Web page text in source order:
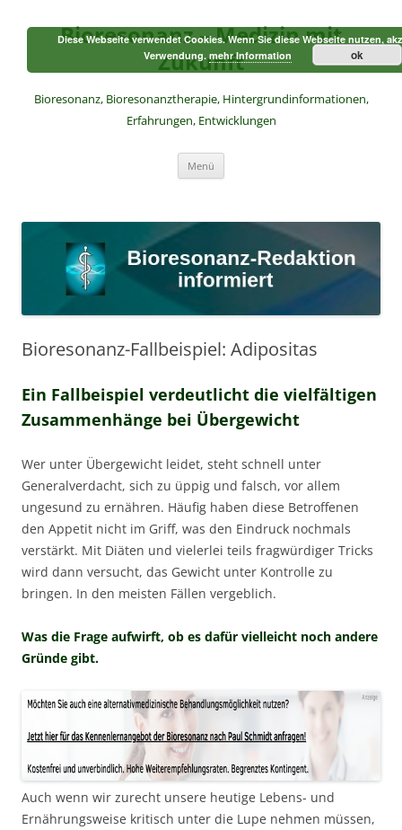
springenBioresonanz – Medizin mit
Zukunft
Bioresonanz, Bioresonanztherapie, Hintergrundinformationen,
Erfahrungen, Entwicklungen
Menü
Bioresonanz-Fallbeispiel: Adipositas
Ein Fallbeispiel verdeutlicht die vielfältigen
Zusammenhänge bei Übergewicht
Wer unter Übergewicht leidet, steht schnell unter
Generalverdacht, sich zu üppig und falsch, vor allem
ungesund zu ernähren. Häufig haben diese Betroffenen
den Appetit nicht im Griff, was den Eindruck nochmals
verstärkt. Mit Diäten und vielerlei teils fragwürdiger Tricks
wird dann versucht, das Gewicht unter Kontrolle zu
bringen. In den meisten Fällen vergeblich.
Was die Frage aufwirft, ob es dafür vielleicht noch andere
Gründe gibt.
Auch wenn wir zurecht unsere heutige Lebens- und
Ernährungsweise kritisch unter die Lupe nehmen müssen,
Diese Webseite verwendet Cookies. Wenn Sie diese Webseite nutzen,
Verwendung.mehr Information ok